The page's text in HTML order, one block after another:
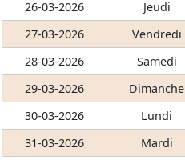
26-03-2026
Jeudi
27-03-2026
Vendredi
28-03-2026
Samedi
29-03-2026
Dimanche
30-03-2026
Lundi
31-03-2026
Mardi